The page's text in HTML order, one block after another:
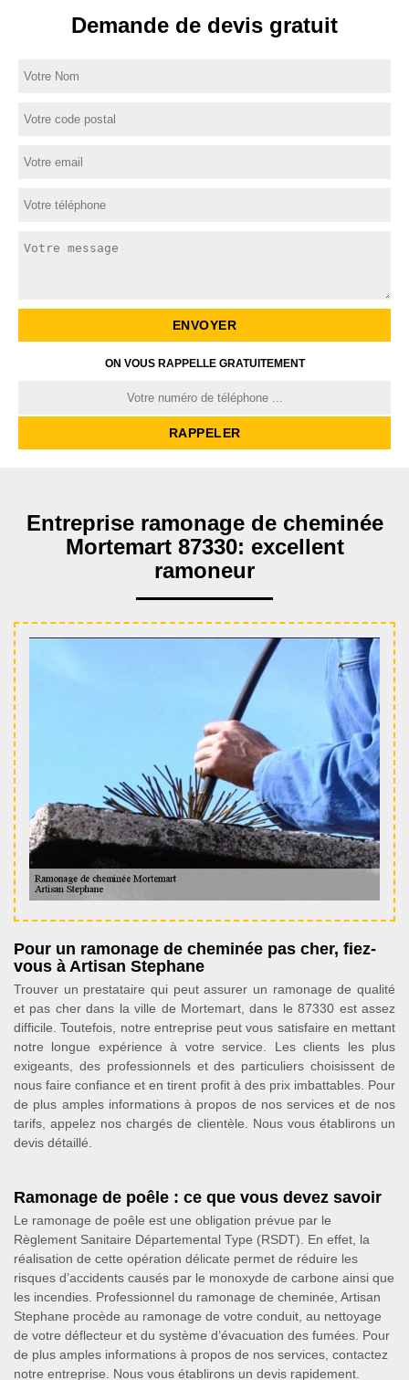
Demande de devis gratuit
ON VOUS RAPPELLE GRATUITEMENT
Entreprise ramonage de cheminée
Mortemart 87330: excellent
ramoneur
Pour un ramonage de cheminée pas cher, fiez-
vous à Artisan Stephane
Trouver un prestataire qui peut assurer un ramonage de qualité
et pas cher dans la ville de Mortemart, dans le 87330 est assez
difficile. Toutefois, notre entreprise peut vous satisfaire en mettant
notre longue expérience à votre service. Les clients les plus
exigeants, des professionnels et des particuliers choisissent de
nous faire confiance et en tirent profit à des prix imbattables. Pour
de plus amples informations à propos de nos services et de nos
tarifs, appelez nos chargés de clientèle. Nous vous établirons un
devis détaillé.
Ramonage de poêle : ce que vous devez savoir
Le ramonage de poêle est une obligation prévue par le
Règlement Sanitaire Départemental Type (RSDT). En effet, la
réalisation de cette opération délicate permet de réduire les
risques d’accidents causés par le monoxyde de carbone ainsi que
les incendies. Professionnel du ramonage de cheminée, Artisan
Stephane procède au ramonage de votre conduit, au nettoyage
de votre déflecteur et du système d’évacuation des fumées. Pour
de plus amples informations à propos de nos services, contactez
notre entreprise. Nous vous établirons un devis rapidement.